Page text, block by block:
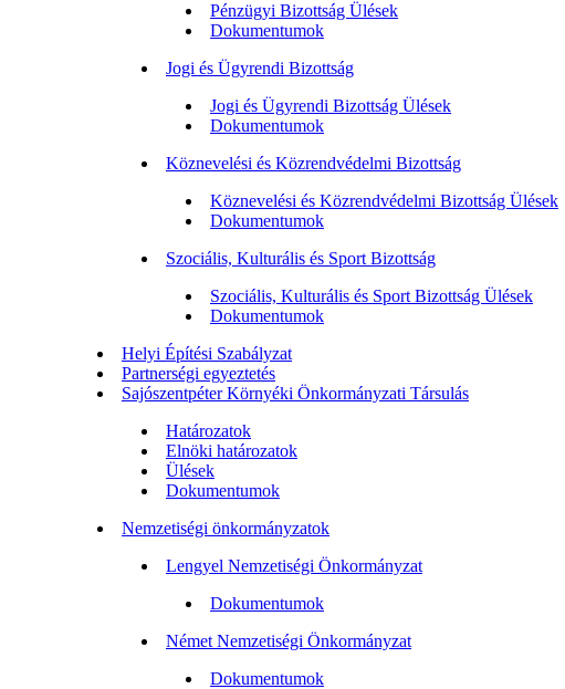
Pénzügyi Bizottság Ülések
Dokumentumok
Jogi és Ügyrendi Bizottság
Jogi és Ügyrendi Bizottság Ülések
Dokumentumok
Köznevelési és Közrendvédelmi Bizottság
Köznevelési és Közrendvédelmi Bizottság Ülések
Dokumentumok
Szociális, Kulturális és Sport Bizottság
Szociális, Kulturális és Sport Bizottság Ülések
Dokumentumok
Helyi Építési Szabályzat
Partnerségi egyeztetés
Sajószentpéter Környéki Önkormányzati Társulás
Határozatok
Elnöki határozatok
Ülések
Dokumentumok
Nemzetiségi önkormányzatok
Lengyel Nemzetiségi Önkormányzat
Dokumentumok
Német Nemzetiségi Önkormányzat
Dokumentumok